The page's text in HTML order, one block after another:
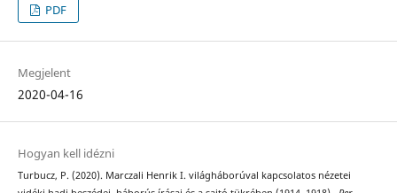
PDF
Megjelent
2020-04-16
Hogyan kell idézni
Turbucz, P. (2020). Marczali Henrik I. világháborúval kapcsolatos nézetei